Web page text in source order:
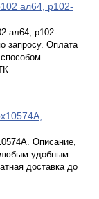
ал64, р102-
ал64, р102-
запросу. Оплата
Описание,
удобным
доставка до